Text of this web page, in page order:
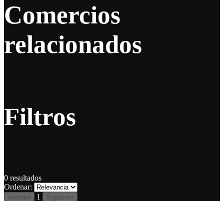
Comercios
relacionados
Filtros
0 resultados
Ordenar:
Anterior 1 Siguiente